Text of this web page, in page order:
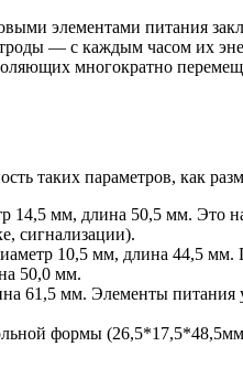
элементами питания
— с каждым часом их
многократно
таких параметров, как
мм, длина 50,5 мм. Это
сигнализации).
10,5 мм, длина 44,5 мм.
50,0 мм.
мм. Элементы питания
формы